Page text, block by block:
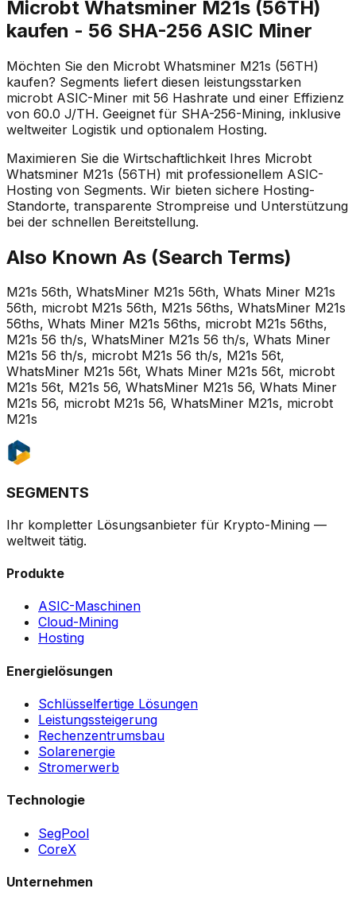
Microbt Whatsminer M21s (56TH)
kaufen - 56 SHA-256 ASIC Miner
Möchten Sie den Microbt Whatsminer M21s (56TH)
kaufen? Segments liefert diesen leistungsstarken
microbt ASIC-Miner mit 56 Hashrate und einer Effizienz
von 60.0 J/TH. Geeignet für SHA-256-Mining, inklusive
weltweiter Logistik und optionalem Hosting.
Maximieren Sie die Wirtschaftlichkeit Ihres Microbt
Whatsminer M21s (56TH) mit professionellem ASIC-
Hosting von Segments. Wir bieten sichere Hosting-
Standorte, transparente Strompreise und Unterstützung
bei der schnellen Bereitstellung.
Also Known As (Search Terms)
M21s 56th, WhatsMiner M21s 56th, Whats Miner M21s
56th, microbt M21s 56th, M21s 56ths, WhatsMiner M21s
56ths, Whats Miner M21s 56ths, microbt M21s 56ths,
M21s 56 th/s, WhatsMiner M21s 56 th/s, Whats Miner
M21s 56 th/s, microbt M21s 56 th/s, M21s 56t,
WhatsMiner M21s 56t, Whats Miner M21s 56t, microbt
M21s 56t, M21s 56, WhatsMiner M21s 56, Whats Miner
M21s 56, microbt M21s 56, WhatsMiner M21s, microbt
M21s
SEGMENTS
Ihr kompletter Lösungsanbieter für Krypto-Mining —
weltweit tätig.
Produkte
ASIC-Maschinen
Cloud-Mining
Hosting
Energielösungen
Schlüsselfertige Lösungen
Leistungssteigerung
Rechenzentrumsbau
Solarenergie
Stromerwerb
Technologie
SegPool
CoreX
Unternehmen